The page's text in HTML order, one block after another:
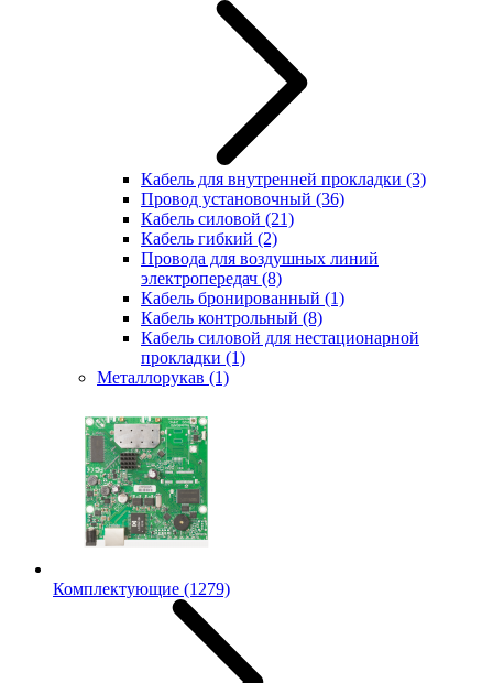
Кабель для внутренней прокладки (3)
Провод установочный (36)
Кабель силовой (21)
Кабель гибкий (2)
Провода для воздушных линий
электропередач (8)
Кабель бронированный (1)
Кабель контрольный (8)
Кабель силовой для нестационарной
прокладки (1)
Металлорукав (1)
Комплектующие (1279)